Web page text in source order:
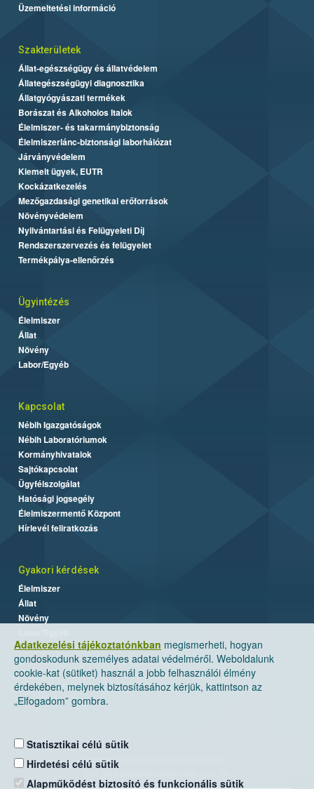
Adatkezelési tájékoztatónkban megismerheti, hogyan
gondoskodunk személyes adatai védelméről. Weboldalunk
cookie-kat (sütiket) használ a jobb felhasználói élmény
érdekében, melynek biztosításához kérjük, kattintson az
„Elfogadom” gombra.
Statisztikai célú sütik
Hirdetési célú sütik
Alapműködést biztosító és funkcionális sütik
Üzemeltetési információ
Szakterületek
Állat-egészségügy és állatvédelem
Állategészségügyi diagnosztika
Állatgyógyászati termékek
Borászat és Alkoholos Italok
Élelmiszer- és takarmánybiztonság
Élelmiszerlánc-biztonsági laborhálózat
Járványvédelem
Kiemelt ügyek, EUTR
Kockázatkezelés
Mezőgazdasági genetikai erőforrások
Növényvédelem
Nyilvántartási és Felügyeleti Díj
Rendszerszervezés és felügyelet
Termékpálya-ellenőrzés
Ügyintézés
Élelmiszer
Állat
Növény
Labor/Egyéb
Kapcsolat
Nébih Igazgatóságok
Nébih Laboratóriumok
Kormányhivatalok
Sajtókapcsolat
Ügyfélszolgálat
Hatósági jogsegély
Élelmiszermentő Központ
Hírlevél feliratkozás
Gyakori kérdések
Élelmiszer
Állat
Növény
Nemzeti Élelmiszerlánc-biztonsági Hivatal
Levelezési cím: 1525 Budapest. Pf. 30.